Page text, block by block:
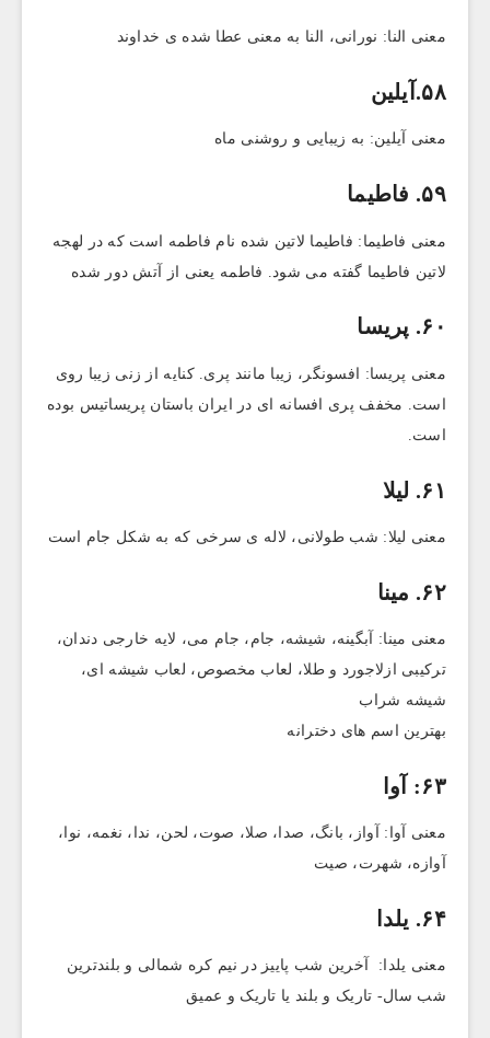
معنی النا: نورانی، النا به معنی عطا شده ی خداوند
۵۸.آیلین
معنی آیلین: به زیبایی و روشنی ماه
۵۹. فاطیما
معنی فاطیما: فاطیما لاتین شده نام فاطمه است که در لهجه
لاتین فاطیما گفته می شود. فاطمه یعنی از آتش دور شده
۶۰. پریسا
معنی پریسا: افسونگر، زیبا مانند پری. کنایه از زنی زیبا روی
است. مخفف پری افسانه ای در ایران باستان پریساتیس بوده
است.
۶۱. لیلا
معنی لیلا: شب طولانی، لاله ی سرخی که به شکل جام است
۶۲. مینا
معنی مینا: آبگینه، شیشه، جام، جام می، لایه خارجی دندان،
ترکیبی ازلاجورد و طلا، لعاب مخصوص، لعاب شیشه ای،
شیشه شراب
بهترین اسم های دخترانه
۶۳: آوا
معنی آوا: آواز، بانگ، صدا، صلا، صوت، لحن، ندا، نغمه، نوا،
آوازه، شهرت، صیت
۶۴. یلدا
معنی یلدا: آخرین شب پاییز در نیم کره شمالی و بلندترین
شب سال- تاریک و بلند یا تاریک و عمیق